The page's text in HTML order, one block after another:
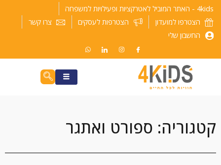
דילוג
לתוכן
4kids - האתר המוביל לאטרקציות ופעילויות למשפחה
הצטרפו למועדון
הצטרפות לעסקים
צרו קשר
החשבון שלי
קטגוריה: ספורט ואתגר